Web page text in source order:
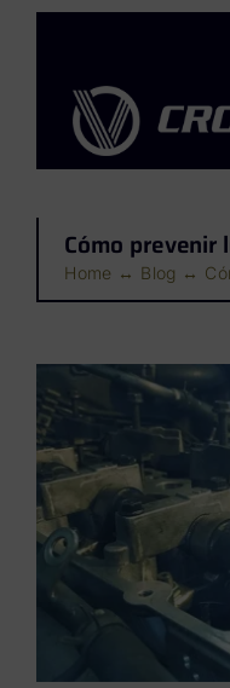
Saltar
contenido
Cómo prevenir
Home Blog